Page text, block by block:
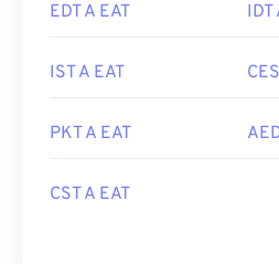
EDT A EAT IDT
IST A EAT
PKT A EAT
CST A EAT